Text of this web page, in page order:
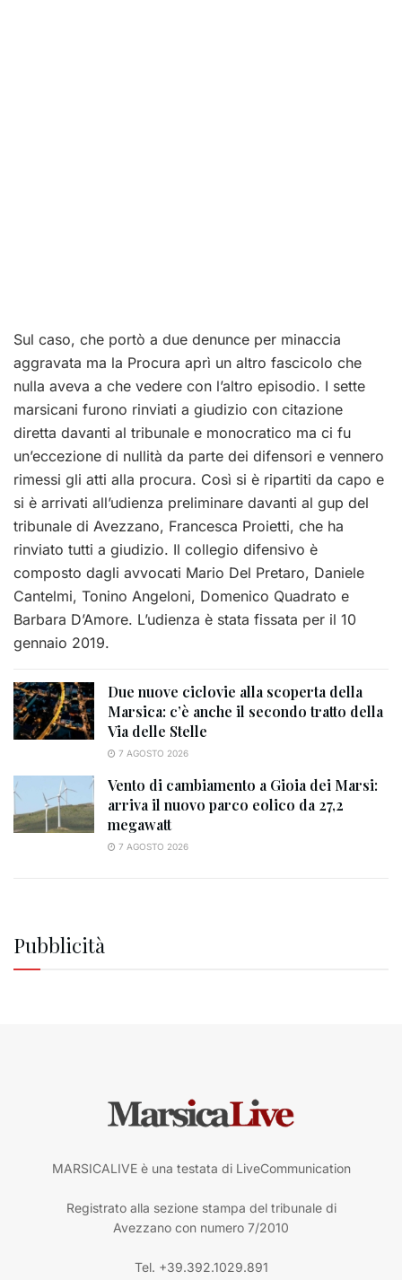
Sul caso, che portò a due denunce per minaccia
aggravata ma la Procura aprì un altro fascicolo che
nulla aveva a che vedere con l’altro episodio. I sette
marsicani furono rinviati a giudizio con citazione
diretta davanti al tribunale e monocratico ma ci fu
un’eccezione di nullità da parte dei difensori e vennero
rimessi gli atti alla procura. Così si è ripartiti da capo e
si è arrivati all’udienza preliminare davanti al gup del
tribunale di Avezzano, Francesca Proietti, che ha
rinviato tutti a giudizio. Il collegio difensivo è
composto dagli avvocati Mario Del Pretaro, Daniele
Cantelmi, Tonino Angeloni, Domenico Quadrato e
Barbara D’Amore. L’udienza è stata fissata per il 10
gennaio 2019.
Due nuove ciclovie alla scoperta della
Marsica: c’è anche il secondo tratto della
Via delle Stelle
7 AGOSTO 2026
Vento di cambiamento a Gioia dei Marsi:
arriva il nuovo parco eolico da 27,2
megawatt
7 AGOSTO 2026
Pubblicità
MARSICALIVE è una testata di LiveCommunication
Registrato alla sezione stampa del tribunale di
Avezzano con numero 7/2010
Tel. +39.392.1029.891